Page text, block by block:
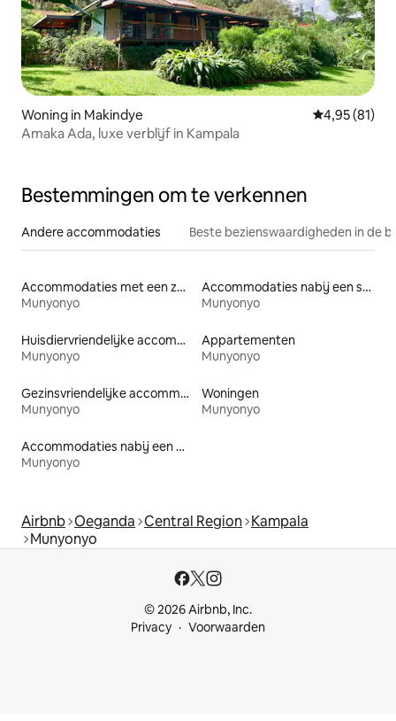
Woning in Makindye Gemiddelde
4,95 (81)
Amaka Ada, luxe verblijf in Kampala
Bestemmingen om te verkennen
Andere accommodaties Beste bezienswaardigheden in de
Accommodaties met een zwembad
Munyonyo
Accommodaties nabij een strand
Munyonyo
Huisdiervriendelijke accommodaties
Munyonyo
Appartementen
Munyonyo
Gezinsvriendelijke accommodaties
Munyonyo
Woningen
Munyonyo
Accommodaties nabij een meer
Munyonyo
Airbnb Oeganda Central Region Kampala
Munyonyo
© 2026 Airbnb, Inc.
Privacy
Voorwaarden